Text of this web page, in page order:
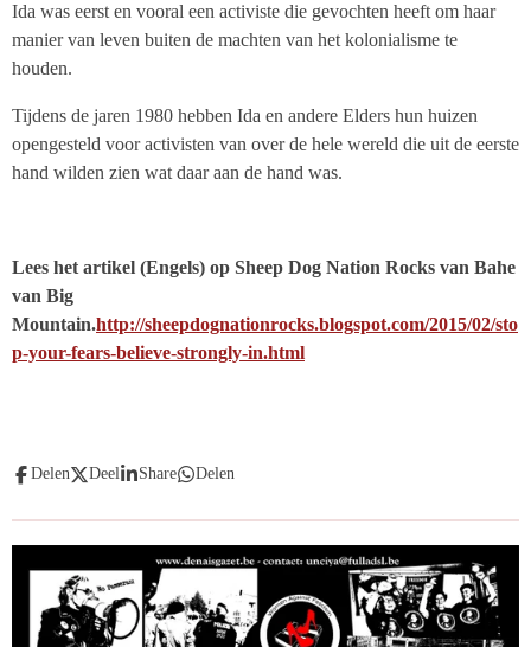
Ida was eerst en vooral een activiste die gevochten heeft om haar
manier van leven buiten de machten van het kolonialisme te
houden.
Tijdens de jaren 1980 hebben Ida en andere Elders hun huizen
opengesteld voor activisten van over de hele wereld die uit de eerste
hand wilden zien wat daar aan de hand was.
Lees het artikel (Engels) op Sheep Dog Nation Rocks van Bahe
van Big
Mountain.http://sheepdognationrocks.blogspot.com/2015/02/sto
p-your-fears-believe-strongly-in.html
Delen Deel Share Delen